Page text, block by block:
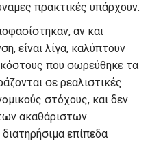
πρακτικές υπάρχουν.
αν και
είναι λίγα, καλύπτουν
που σωρεύθηκε τα
σε ρεαλιστικές
στόχους, και δεν
ακαθάριστων
επίπεδα